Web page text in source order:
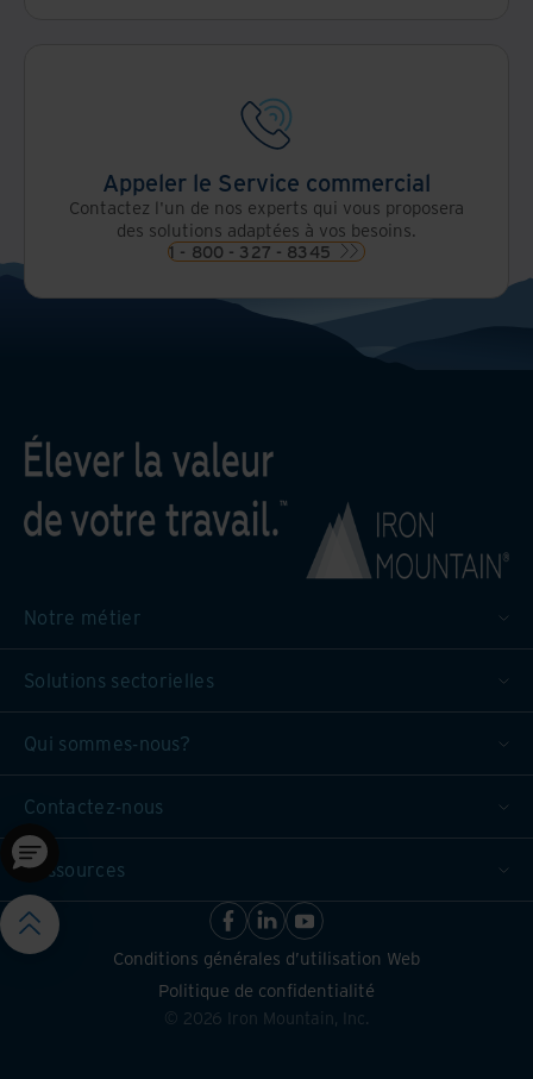
Appeler le Service commercial
Contactez l'un de nos experts qui vous proposera
des solutions adaptées à vos besoins.
1 - 800 - 327 - 8345
Notre métier
Solutions sectorielles
Qui sommes-nous?
Contactez-nous
Ressources
Conditions générales d’utilisation Web
Politique de confidentialité
© 2026 Iron Mountain, Inc.